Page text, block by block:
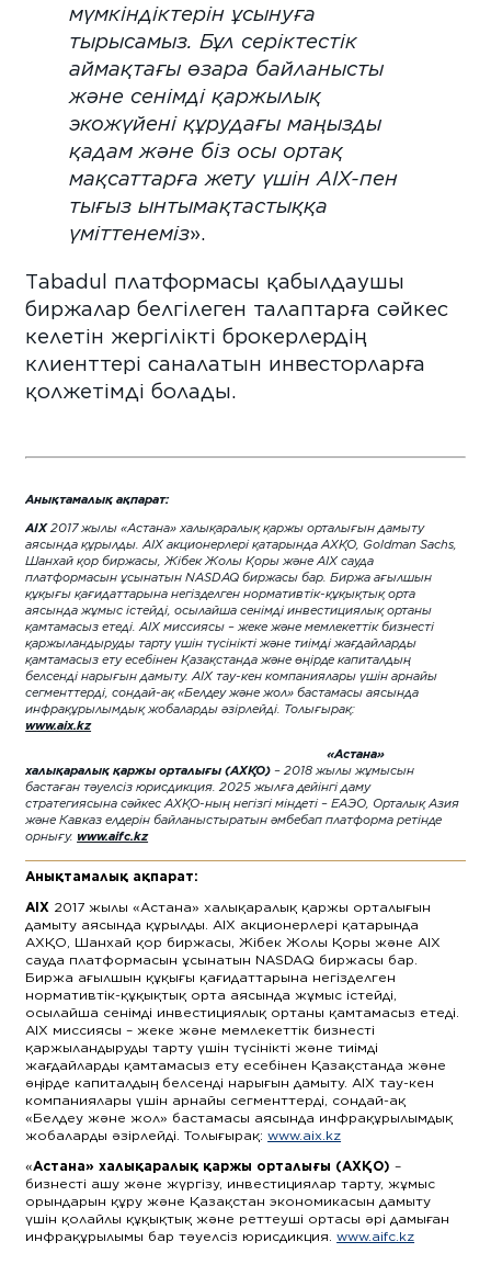
мүмкіндіктерін ұсынуға
тырысамыз. Бұл серіктестік
аймақтағы өзара байланысты
және сенімді қаржылық
экожүйені құрудағы маңызды
қадам және біз осы ортақ
мақсаттарға жету үшін AIX-пен
тығыз ынтымақтастыққа
үміттенеміз».
Тabadul платформасы қабылдаушы
биржалар белгілеген талаптарға сәйкес
келетін жергілікті брокерлердің
клиенттері саналатын инвесторларға
қолжетімді болады.
Анықтамалық ақпарат:
AIX2017 жылы «Астана» халықаралық қаржы орталығын дамыту
аясында құрылды. AIX акционерлері қатарында АХҚО, Goldman Sachs,
Шанхай қор биржасы, Жібек Жолы Қоры және AIX сауда
платформасын ұсынатын NASDAQ биржасы бар. Биржа ағылшын
құқығы қағидаттарына негізделген нормативтік-құқықтық орта
аясында жұмыс істейді, осылайша сенімді инвестициялық ортаны
қамтамасыз етеді. AIX миссиясы – жеке және мемлекеттік бизнесті
қаржыландыруды тарту үшін түсінікті және тиімді жағдайларды
қамтамасыз ету есебінен Қазақстанда және өңірде капиталдың
белсенді нарығын дамыту. AIX тау-кен компаниялары үшін арнайы
сегменттерді, сондай-ақ «Белдеу және жол» бастамасы аясында
инфрақұрылымдық жобаларды әзірлейді. Толығырақ:
www.aix.kz
«Астана»
халықаралық қаржы орталығы (АХҚО) – 2018 жылы жұмысын
бастаған тәуелсіз юрисдикция. 2025 жылға дейінгі даму
стратегиясына сәйкес АХҚО-ның негізгі міндеті – ЕАЭО, Орталық Азия
және Кавказ елдерін байланыстыратын әмбебап платформа ретінде
орнығу. www.aifc.kz
Анықтамалық ақпарат:
AIX 2017 жылы «Астана» халықаралық қаржы орталығын
дамыту аясында құрылды. AIX акционерлері қатарында
АХҚО, Шанхай қор биржасы, Жібек Жолы Қоры және AIX
сауда платформасын ұсынатын NASDAQ биржасы бар.
Биржа ағылшын құқығы қағидаттарына негізделген
нормативтік-құқықтық орта аясында жұмыс істейді,
осылайша сенімді инвестициялық ортаны қамтамасыз етеді.
AIX миссиясы – жеке және мемлекеттік бизнесті
қаржыландыруды тарту үшін түсінікті және тиімді
жағдайларды қамтамасыз ету есебінен Қазақстанда және
өңірде капиталдың белсенді нарығын дамыту. AIX тау-кен
компаниялары үшін арнайы сегменттерді, сондай-ақ
«Белдеу және жол» бастамасы аясында инфрақұрылымдық
жобаларды әзірлейді. Толығырақ:www.aix.kz
«Астана» халықаралық қаржы орталығы (АХҚО) –
бизнесті ашу және жүргізу, инвестициялар тарту, жұмыс
орындарын құру және Қазақстан экономикасын дамыту
үшін қолайлы құқықтық және реттеуші ортасы әрі дамыған
инфрақұрылымы бар тәуелсіз юрисдикция.www.aifc.kz